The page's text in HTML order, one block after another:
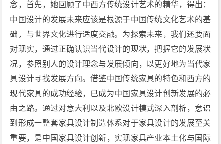
念，首先，她回顾了中西方传统设计艺术的精华，得出：
中国设计的发展未来应该是根源于中国传统文化艺术的基
础，与世界文化进行适度交融。为探索未来，我们还要面
对现实，通过正确认识当代设计的现状，把握它的发展状
况，参照别人的设计理念与发展倾向，以更好地为当代家
具设计寻找发展方向。借鉴中国传统家具的特色和西方的
现代家具的成功经验，已成为中国家具设计创新发展的必
由之路。通过对意大利以及北欧设计模式深入剖析，意识
到形成一整套家具设计制造体系对于家具设计的发展至关
重要，是中国家具设计创新，实现家具产业本土化与国际